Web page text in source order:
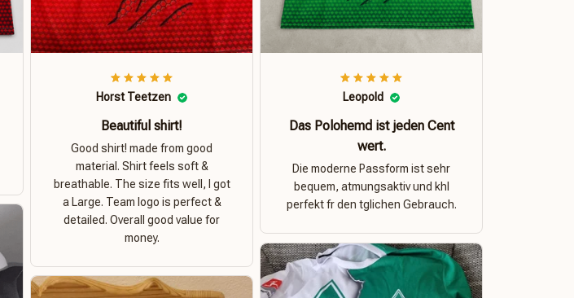
Horst Teetzen
Beautiful shirt!
Good shirt! made from good
material. Shirt feels soft &
breathable. The size fits well, I got
a Large. Team logo is perfect &
detailed. Overall good value for
money.
Leopold
Das Polohemd ist jeden Cent
wert.
Die moderne Passform ist sehr
bequem, atmungsaktiv und khl
perfekt fr den tglichen Gebrauch.